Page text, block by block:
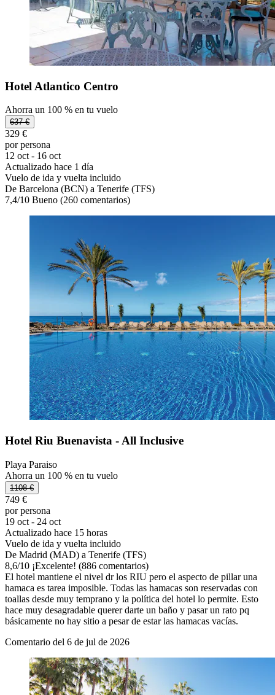
Hotel Atlantico Centro
Ahorra un 100 % en tu vuelo
637 €
329 €
por persona
12 oct - 16 oct
Actualizado hace 1 día
Vuelo de ida y vuelta incluido
De Barcelona (BCN) a Tenerife (TFS)
7,4/10 Bueno (260 comentarios)
Hotel Riu Buenavista - All Inclusive
Playa Paraiso
Ahorra un 100 % en tu vuelo
1108 €
749 €
por persona
19 oct - 24 oct
Actualizado hace 15 horas
Vuelo de ida y vuelta incluido
De Madrid (MAD) a Tenerife (TFS)
8,6/10 ¡Excelente! (886 comentarios)
El hotel mantiene el nivel dr los RIU pero el aspecto de pillar una
hamaca es tarea imposible. Todas las hamacas son reservadas con
toallas desde muy temprano y la política del hotel lo permite. Esto
hace muy desagradable querer darte un baño y pasar un rato pq
básicamente no hay sitio a pesar de estar las hamacas vacías.
Comentario del 6 de jul de 2026